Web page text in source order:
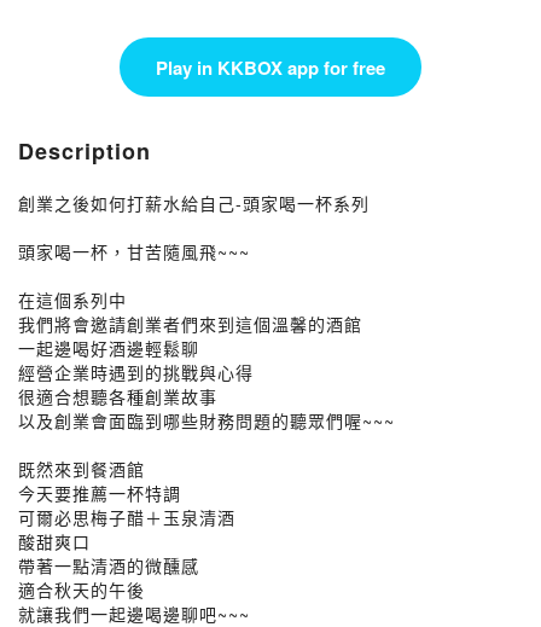
Play in KKBOX app for free
Description
創業之後如何打薪水給自己-頭家喝一杯系列
頭家喝一杯，甘苦隨風飛~~~
在這個系列中
我們將會邀請創業者們來到這個溫馨的酒館
一起邊喝好酒邊輕鬆聊
經營企業時遇到的挑戰與心得
很適合想聽各種創業故事
以及創業會面臨到哪些財務問題的聽眾們喔~~~
既然來到餐酒館
今天要推薦一杯特調
可爾必思梅子醋＋玉泉清酒
酸甜爽口
帶著一點清酒的微醺感
適合秋天的午後
就讓我們一起邊喝邊聊吧~~~